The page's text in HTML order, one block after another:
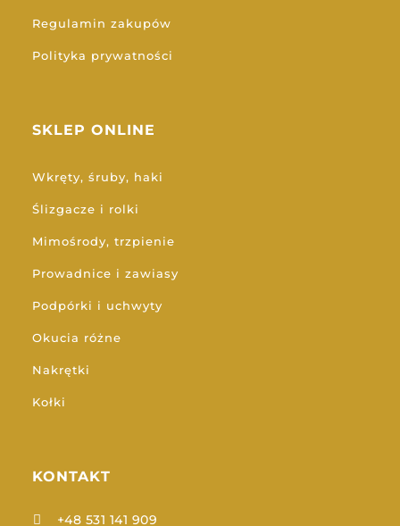
Regulamin zakupów
Polityka prywatności
SKLEP ONLINE
Wkręty, śruby, haki
Ślizgacze i rolki
Mimośrody, trzpienie
Prowadnice i zawiasy
Podpórki i uchwyty
Okucia różne
Nakrętki
Kołki
KONTAKT
 +48 531 141 909